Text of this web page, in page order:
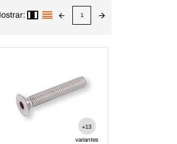
1
+13
variantes